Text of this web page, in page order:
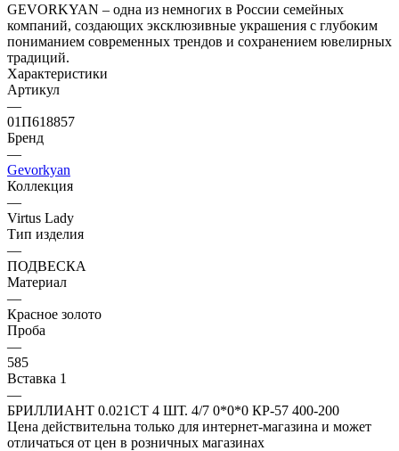
GEVORKYAN – одна из немногих в России семейных
компаний, создающих эксклюзивные украшения с глубоким
пониманием современных трендов и сохранением ювелирных
традиций.
Характеристики
Артикул
—
01П618857
Бренд
—
Gevorkyan
Коллекция
—
Virtus Lady
Тип изделия
—
ПОДВЕСКА
Материал
—
Красное золото
Проба
—
585
Вставка 1
—
БРИЛЛИАНТ 0.021CT 4 ШТ. 4/7 0*0*0 КР-57 400-200
Цена действительна только для интернет-магазина и может
отличаться от цен в розничных магазинах